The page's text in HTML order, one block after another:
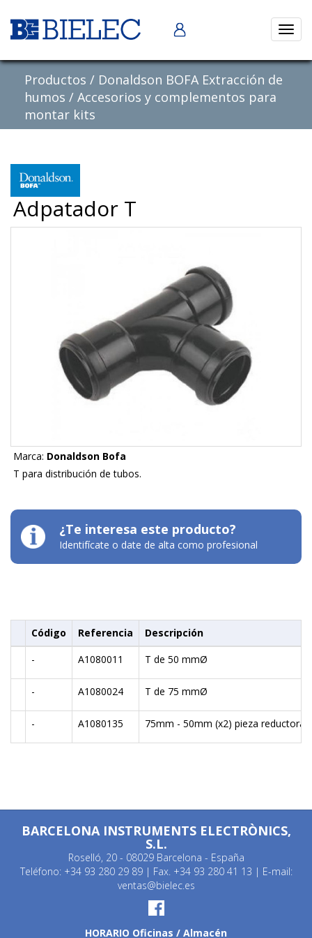
Abrir
Productos / Donaldson BOFA Extracción de
humos / Accesorios y complementos para
montar kits
Adpatador T
Marca: Donaldson Bofa
T para distribución de tubos.
¿Te interesa este producto?
Identifícate o date de alta como profesional
Código Referencia
Descripción
-
A1080011 T de 50 mmØ
- A1080024 T de 75 mmØ
- A1080135 75mm - 50mm (x2) pieza reductora
BARCELONA INSTRUMENTS ELECTRÒNICS,
S.L.
Roselló, 20 - 08029 Barcelona - España
Teléfono: +34 93 280 29 89 | Fax. +34 93 280 41 13 | E-mail:
ventas@bielec.es
HORARIO Oficinas / Almacén